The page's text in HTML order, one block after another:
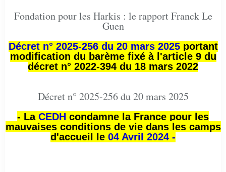
Fondation pour les Harkis : le rapport Franck Le
Guen
Décret n° 2025-256 du 20 mars 2025portant
modification du barème fixé à l'article 9 du
décret n° 2022-394 du 18 mars 2022
Décret n° 2025-256 du 20 mars 2025
- La CEDH condamne la France pour les
mauvaises conditions de vie dans les camps
d'accueil le 04 Avril 2024 -